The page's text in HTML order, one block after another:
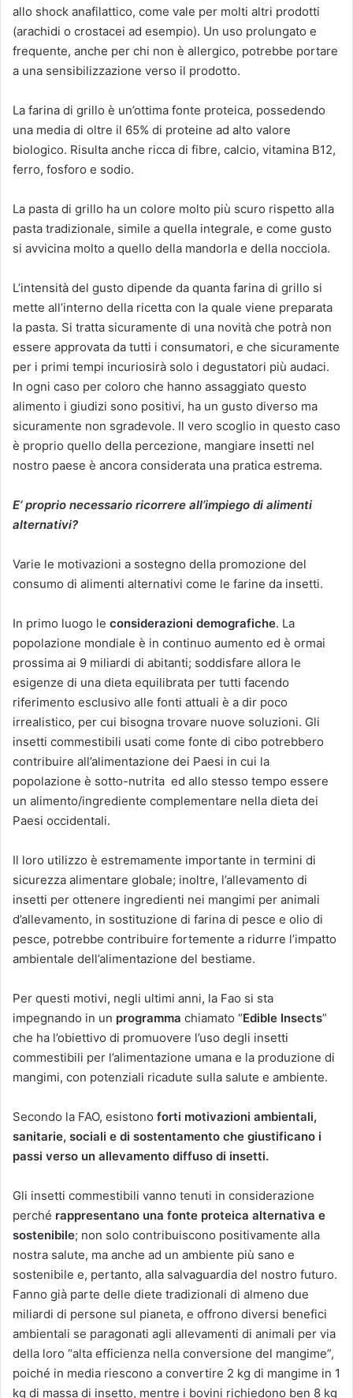
allo shock anafilattico, come vale per molti altri prodotti
(arachidi o crostacei ad esempio). Un uso prolungato e
frequente, anche per chi non è allergico, potrebbe portare
a una sensibilizzazione verso il prodotto.
La farina di grillo è un’ottima fonte proteica, possedendo
una media di oltre il 65% di proteine ad alto valore
biologico. Risulta anche ricca di fibre, calcio, vitamina B12,
ferro, fosforo e sodio.
La pasta di grillo ha un colore molto più scuro rispetto alla
pasta tradizionale, simile a quella integrale, e come gusto
si avvicina molto a quello della mandorla e della nocciola.
L’intensità del gusto dipende da quanta farina di grillo si
mette all’interno della ricetta con la quale viene preparata
la pasta. Si tratta sicuramente di una novità che potrà non
essere approvata da tutti i consumatori, e che sicuramente
per i primi tempi incuriosirà solo i degustatori più audaci.
In ogni caso per coloro che hanno assaggiato questo
alimento i giudizi sono positivi, ha un gusto diverso ma
sicuramente non sgradevole. Il vero scoglio in questo caso
è proprio quello della percezione, mangiare insetti nel
nostro paese è ancora considerata una pratica estrema.
E’ proprio necessario ricorrere all’impiego di alimenti
alternativi?
Varie le motivazioni a sostegno della promozione del
consumo di alimenti alternativi come le farine da insetti.
In primo luogo le considerazioni demografiche. La
popolazione mondiale è in continuo aumento ed è ormai
prossima ai 9 miliardi di abitanti; soddisfare allora le
esigenze di una dieta equilibrata per tutti facendo
riferimento esclusivo alle fonti attuali è a dir poco
irrealistico, per cui bisogna trovare nuove soluzioni. Gli
insetti commestibili usati come fonte di cibo potrebbero
contribuire all’alimentazione dei Paesi in cui la
popolazione è sotto-nutrita ed allo stesso tempo essere
un alimento/ingrediente complementare nella dieta dei
Paesi occidentali.
Il loro utilizzo è estremamente importante in termini di
sicurezza alimentare globale; inoltre, l’allevamento di
insetti per ottenere ingredienti nei mangimi per animali
d’allevamento, in sostituzione di farina di pesce e olio di
pesce, potrebbe contribuire fortemente a ridurre l’impatto
ambientale dell’alimentazione del bestiame.
Per questi motivi, negli ultimi anni, la Fao si sta
impegnando in un programma chiamato “Edible Insects”
che ha l’obiettivo di promuovere l’uso degli insetti
commestibili per l’alimentazione umana e la produzione di
mangimi, con potenziali ricadute sulla salute e ambiente.
Secondo la FAO, esistono forti motivazioni ambientali,
sanitarie, sociali e di sostentamento che giustificano i
passi verso un allevamento diffuso di insetti.
Gli insetti commestibili vanno tenuti in considerazione
perché rappresentano una fonte proteica alternativa e
sostenibile; non solo contribuiscono positivamente alla
nostra salute, ma anche ad un ambiente più sano e
sostenibile e, pertanto, alla salvaguardia del nostro futuro.
Fanno già parte delle diete tradizionali di almeno due
miliardi di persone sul pianeta, e offrono diversi benefici
ambientali se paragonati agli allevamenti di animali per via
della loro “alta efficienza nella conversione del mangime”,
poiché in media riescono a convertire 2 kg di mangime in 1
kg di massa di insetto, mentre i bovini richiedono ben 8 kg